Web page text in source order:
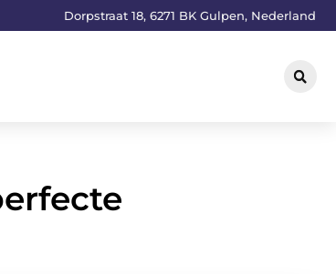
Dorpstraat 18, 6271 BK Gulpen, Nederland